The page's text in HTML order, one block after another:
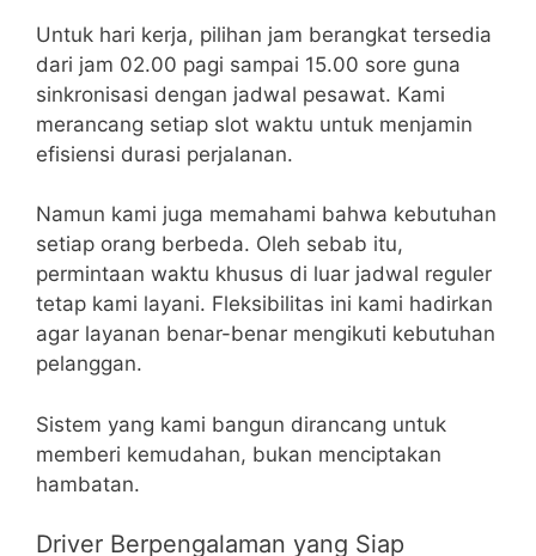
Untuk hari kerja, pilihan jam berangkat tersedia
dari jam 02.00 pagi sampai 15.00 sore guna
sinkronisasi dengan jadwal pesawat. Kami
merancang setiap slot waktu untuk menjamin
efisiensi durasi perjalanan.
Namun kami juga memahami bahwa kebutuhan
setiap orang berbeda. Oleh sebab itu,
permintaan waktu khusus di luar jadwal reguler
tetap kami layani. Fleksibilitas ini kami hadirkan
agar layanan benar-benar mengikuti kebutuhan
pelanggan.
Sistem yang kami bangun dirancang untuk
memberi kemudahan, bukan menciptakan
hambatan.
Driver Berpengalaman yang Siap